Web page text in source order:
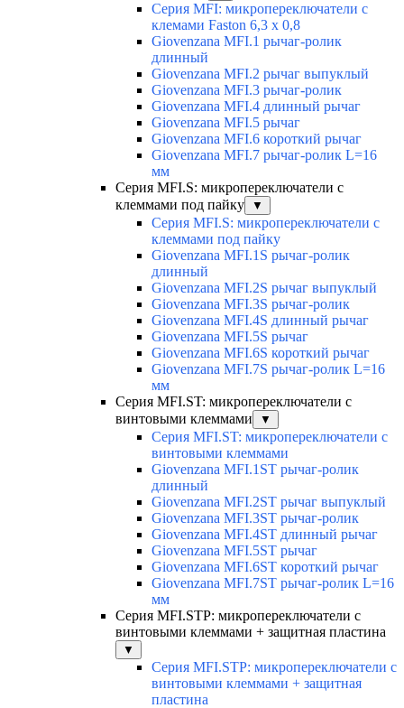
Серия MFI: микропереключатели с
клемами Faston 6,3 x 0,8
Giovenzana MFI.1 рычаг-ролик
длинный
Giovenzana MFI.2 рычаг выпуклый
Giovenzana MFI.3 рычаг-ролик
Giovenzana MFI.4 длинный рычаг
Giovenzana MFI.5 рычаг
Giovenzana MFI.6 короткий рычаг
Giovenzana MFI.7 рычаг-ролик L=16
мм
Серия MFI.S: микропереключатели с
клеммами под пайку
▼
Серия MFI.S: микропереключатели с
клеммами под пайку
Giovenzana MFI.1S рычаг-ролик
длинный
Giovenzana MFI.2S рычаг выпуклый
Giovenzana MFI.3S рычаг-ролик
Giovenzana MFI.4S длинный рычаг
Giovenzana MFI.5S рычаг
Giovenzana MFI.6S короткий рычаг
Giovenzana MFI.7S рычаг-ролик L=16
мм
Серия MFI.ST: микропереключатели с
винтовыми клеммами
▼
Серия MFI.ST: микропереключатели с
винтовыми клеммами
Giovenzana MFI.1ST рычаг-ролик
длинный
Giovenzana MFI.2ST рычаг выпуклый
Giovenzana MFI.3ST рычаг-ролик
Giovenzana MFI.4ST длинный рычаг
Giovenzana MFI.5ST рычаг
Giovenzana MFI.6ST короткий рычаг
Giovenzana MFI.7ST рычаг-ролик L=16
мм
Серия MFI.STP: микропереключатели с
винтовыми клеммами + защитная пластина
▼
Серия MFI.STP: микропереключатели с
винтовыми клеммами + защитная
пластина